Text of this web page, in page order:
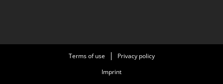
Terms of use
Privacy policy
Imprint